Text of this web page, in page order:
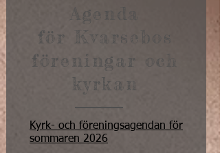
Agenda
för Kvarsebos
föreningar och
kyrkan
Kyrk- och föreningsagendan för
sommaren 2026